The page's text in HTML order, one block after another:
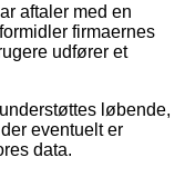
aftaler med en
firmaernes
udfører et
løbende,
eventuelt er
data.